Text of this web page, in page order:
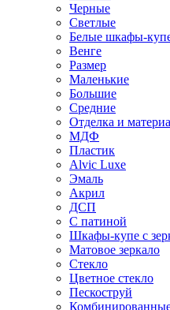
Черные
Светлые
Белые шкафы-
Венге
Размер
Маленькие
Большие
Средние
Отделка и
МДФ
Пластик
Alvic Luxe
Эмаль
Акрил
ДСП
С патиной
Шкафы-купе с
Матовое зеркало
Стекло
Цветное стекло
Пескоструй